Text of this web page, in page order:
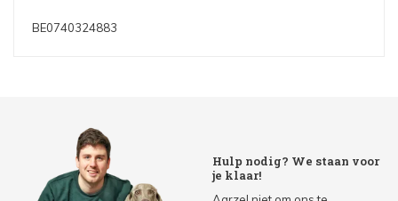
BE0740324883
Hulp nodig? We staan voor
je klaar!